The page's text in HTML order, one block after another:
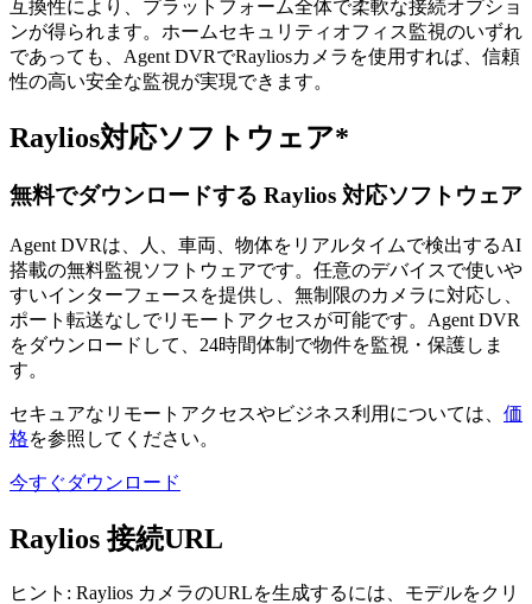
互換性により、プラットフォーム全体で柔軟な接続オプショ
ンが得られます。ホームセキュリティオフィス監視のいずれ
であっても、Agent DVRでRayliosカメラを使用すれば、信頼
性の高い安全な監視が実現できます。
Raylios対応ソフトウェア*
無料でダウンロードする Raylios 対応ソフトウェア
Agent DVRは、人、車両、物体をリアルタイムで検出するAI
搭載の無料監視ソフトウェアです。任意のデバイスで使いや
すいインターフェースを提供し、無制限のカメラに対応し、
ポート転送なしでリモートアクセスが可能です。Agent DVR
をダウンロードして、24時間体制で物件を監視・保護しま
す。
セキュアなリモートアクセスやビジネス利用については、 価
格を参照してください。
今すぐダウンロード
Raylios 接続URL
ヒント: Raylios カメラのURLを生成するには、モデルをクリ